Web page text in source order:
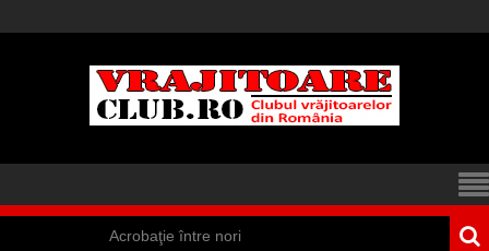
Acrobaţie între nori